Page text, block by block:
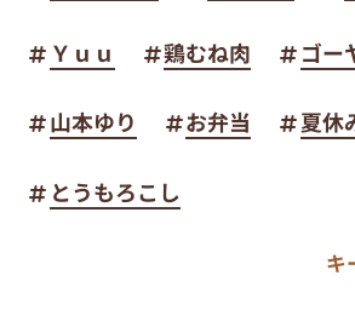
Ｙｕｕ 鶏むね肉 ゴー
山本ゆり お弁当 夏休
とうもろこし
キ